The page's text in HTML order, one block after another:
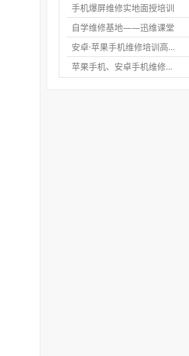
手机爆屏维修实地面授培训
自学维修基地——迅维课堂
安卓·苹果手机维修培训高级班【实地】
苹果手机、安卓手机维修培训（远程网络班）